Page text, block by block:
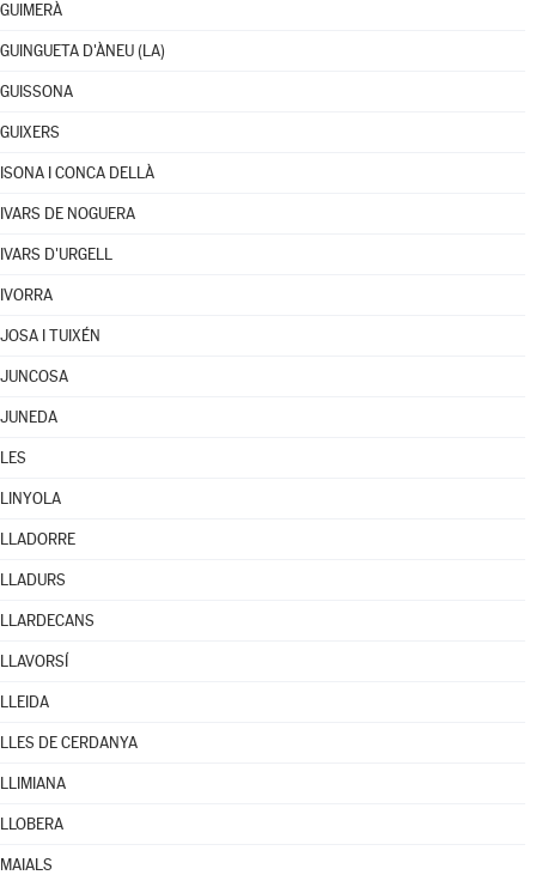
GUIMERÀ
GUINGUETA D'ÀNEU (LA)
GUISSONA
GUIXERS
ISONA I CONCA DELLÀ
IVARS DE NOGUERA
IVARS D'URGELL
IVORRA
JOSA I TUIXÉN
JUNCOSA
JUNEDA
LES
LINYOLA
LLADORRE
LLADURS
LLARDECANS
LLAVORSÍ
LLEIDA
LLES DE CERDANYA
LLIMIANA
LLOBERA
MAIALS